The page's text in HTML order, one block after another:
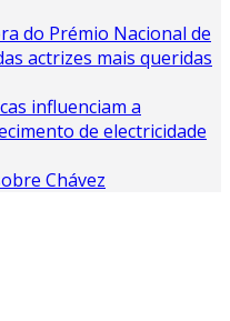
do Prémio Nacional de
actrizes mais queridas
influenciam a
de electricidade
Chávez